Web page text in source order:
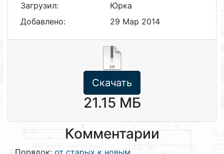
Загрузил:
Юрка
Добавлено:
29 Мар 2014
Скачать
21.15 МБ
Комментарии
Порядок: от старых к новым